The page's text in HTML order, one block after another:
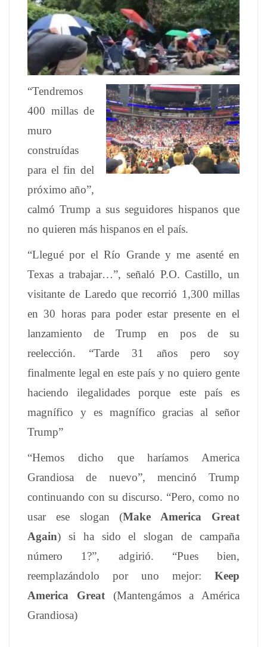
“Tendremos
400 millas de
muro
construídas
para el fin del
próximo año”,
calmó Trump a sus seguidores hispanos que
no quieren más hispanos en el país.
“Llegué por el Río Grande y me asenté en
Texas a trabajar…”, señaló P.O. Castillo, un
visitante de Laredo que recorrió 1,300 millas
en 30 horas para poder estar presente en el
lanzamiento de Trump en pos de su
reelección. “Tarde 31 años pero soy
finalmente legal en este país y no quiero gente
haciendo ilegalidades porque este país es
magnífico y es magnífico gracias al señor
Trump”
“Hemos dicho que haríamos America
Grandiosa de nuevo”, mencinó Trump
continuando con su discurso. “Pero, como no
usar ese slogan (Make America Great
Again) si ha sido el slogan de campaña
número 1?”, adgirió. “Pues bien,
reemplazándolo por uno mejor: Keep
America Great(Mantengámos a América
Grandiosa)